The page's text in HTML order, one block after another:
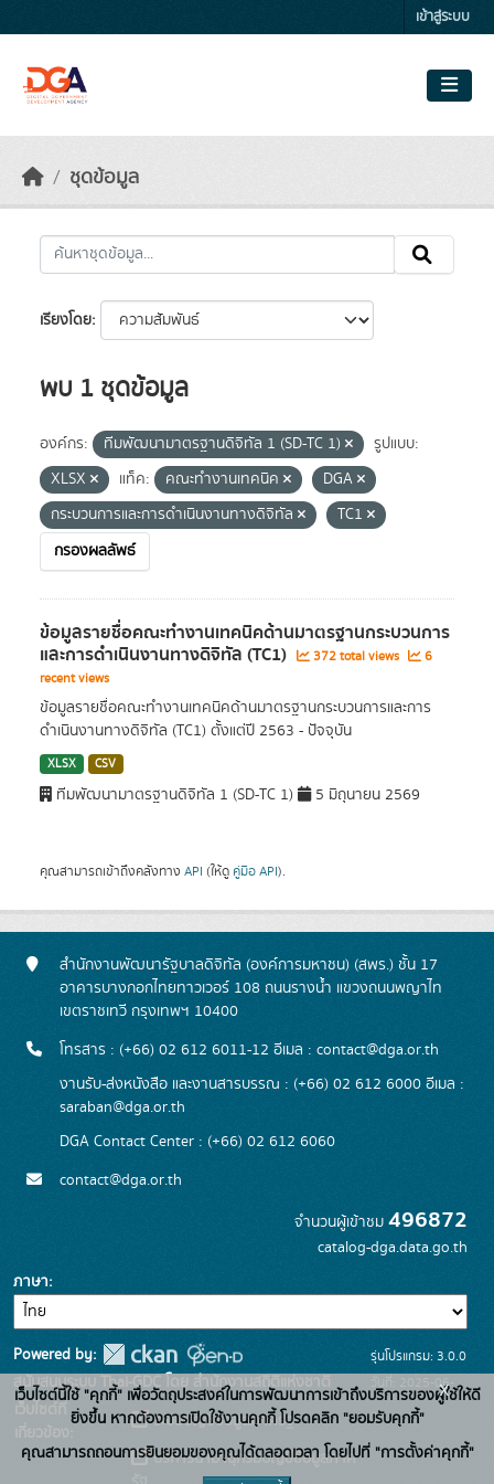
เข้าสู่ระบบ
ชุดข้อมูล
เรียงโดย
พบ 1 ชุดข้อมูล
องค์กร: ทีมพัฒนามาตรฐานดิจิทัล 1 (SD-TC 1)
รูปแบบ:
XLSX
แท็ค: คณะทำงานเทคนิค
DGA
กระบวนการและ​การดำเนินงานทางดิจิทัล
TC1
กรองผลลัพธ์
ข้อมูลรายชื่อคณะทำงานเทคนิคด้านมาตรฐานกระบวนการ
และ​การดำเนินงานทางดิจิทัล​ (TC1) 372 total views
6
recent views
ข้อมูลรายชื่อคณะทำงานเทคนิคด้านมาตรฐานกระบวนการและ​การ
ดำเนินงานทางดิจิทัล​ (TC1) ตั้งแต่ปี 2563 - ปัจจุบัน
XLSX CSV
ทีมพัฒนามาตรฐานดิจิทัล 1 (SD-TC 1) 5 มิถุนายน 2569
คุณสามารถเข้าถึงคลังทาง API (ให้ดู คู่มือ API).
สำนักงานพัฒนารัฐบาลดิจิทัล (องค์การมหาชน) (สพร.) ชั้น 17
อาคารบางกอกไทยทาวเวอร์ 108 ถนนรางน้ำ แขวงถนนพญาไท
เขตราชเทวี กรุงเทพฯ 10400
โทรสาร : (+66) 02 612 6011-12 อีเมล : contact@dga.or.th
งานรับ-ส่งหนังสือ และงานสารบรรณ : (+66) 02 612 6000 อีเมล :
saraban@dga.or.th
DGA Contact Center : (+66) 02 612 6060
contact@dga.or.th
จำนวนผู้เข้าชม 496872
catalog-dga.data.go.th
ภาษา
Powered by:
สนับสนุนระบบ Thai-GDC โดย สำนักงานสถิติแห่งชาติ
เว็บไซต์ที่
เกี่ยวข้อง:
ระบบบัญชีข้อมูลภาครัฐ
บริการนามานุกรมบัญชีข้อมูลภาค
รุ่นโปรแกรม: 3.0.0
วันที่: 2025-06-
26
เว็บไซต์นี้ใช้ "คุกกี้" เพื่อวัตถุประสงค์ในการพัฒนาการเข้าถึงบริการของผู้ใช้ให้ดี
ยิ่งขึ้น หากต้องการเปิดใช้งานคุกกี้ โปรดคลิก "ยอมรับคุกกี้"
คุณสามารถถอนการยินยอมของคุณได้ตลอดเวลา โดยไปที่ "การตั้งค่าคุกกี้"
x